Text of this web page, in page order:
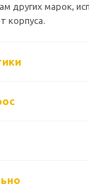
других марок,
корпуса.